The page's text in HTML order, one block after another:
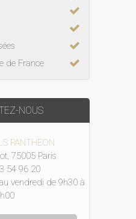
de France
NOUS
PANTHEON
75005 Paris
54 96 20
vendredi de 9h30 à